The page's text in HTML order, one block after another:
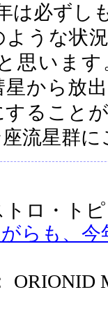
は必ずし
ような状
思いま
星から放
すること
流星群
トロ・ト
らも、
ORIONID